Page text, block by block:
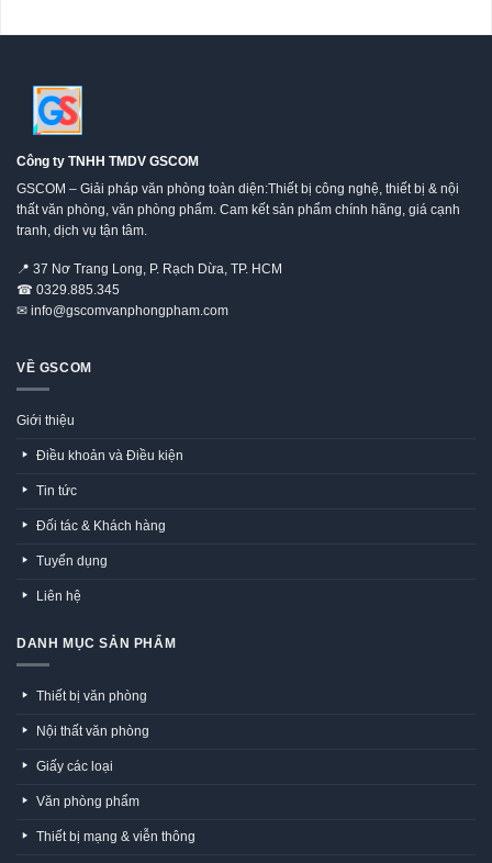
Công ty TNHH TMDV GSCOM
GSCOM – Giải pháp văn phòng toàn diện:Thiết bị công nghệ, thiết bị & nội
thất văn phòng, văn phòng phẩm. Cam kết sản phẩm chính hãng, giá cạnh
tranh, dịch vụ tận tâm.
📍 37 Nơ Trang Long, P. Rạch Dừa, TP. HCM
☎ 0329.885.345
✉ info@gscomvanphongpham.com
VỀ GSCOM
Giới thiệu
Điều khoản và Điều kiện
Tin tức
Đối tác & Khách hàng
Tuyển dụng
Liên hệ
DANH MỤC SẢN PHẨM
Thiết bị văn phòng
Nội thất văn phòng
Giấy các loại
Văn phòng phẩm
Thiết bị mạng & viễn thông